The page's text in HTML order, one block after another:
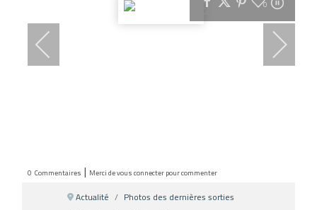
0
0 Commentaires | Merci de vous connecter pour commenter
Actualité
Photos des dernières sorties